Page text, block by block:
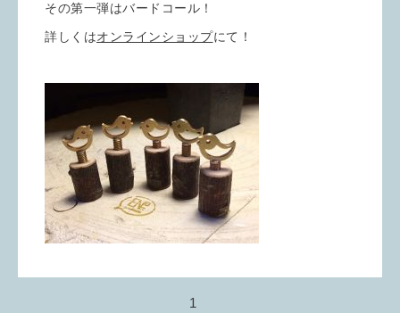
その第一弾はバードコール！
詳しくはオンラインショップにて！
1